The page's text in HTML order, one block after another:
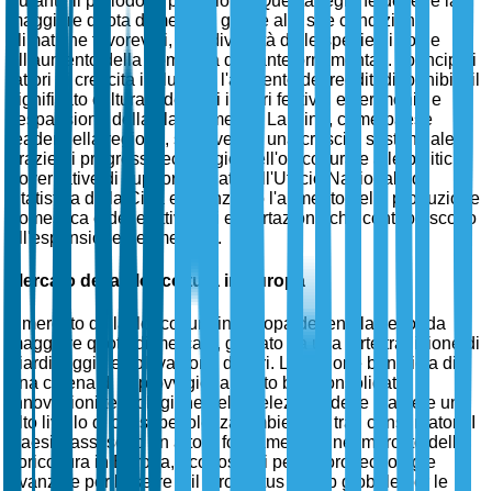
maggiore quota di mercato grazie alle sue condizioni
climatiche favorevoli, alla diversità delle specie di fiori e
all'aumento della domanda di piante ornamentali. I principali
fattori di crescita includono l'aumento dei redditi disponibili, il
significato culturale dei fiori in vari festival e cerimonie e
l'espansione della classe media. La Cina, come paese
leader nella regione, sta vivendo una crescita sostanziale
grazie ai progressi tecnologici nell'orticoltura e alle politiche
governative di supporto. I dati dell'Ufficio Nazionale di
Statistica della Cina evidenziano l'aumento della produzione
domestica e delle attività di esportazione che contribuiscono
all'espansione del mercato.
Mercato della Floricoltura in Europa
Il mercato della floricoltura in Europa detiene la seconda
maggiore quota di mercato, guidato da una forte tradizione di
giardinaggio e coltivazione di fiori. La regione beneficia di
una catena di approvvigionamento ben consolidata,
innovazioni tecnologiche nella selezione delle piante e un
alto livello di consapevolezza ambientale tra i consumatori. I
Paesi Bassi sono un attore fondamentale nel mercato della
floricoltura in Europa, riconosciuti per le loro tecnologie
avanzate per le serre e il loro status di hub globale per le